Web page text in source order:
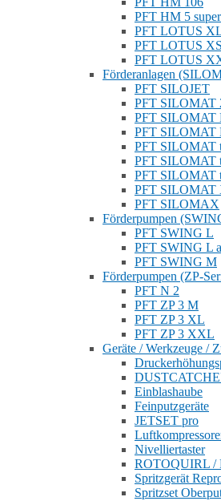
PFT HM 5 super
PFT LOTUS
PFT LOTUS XS
PFT LOTUS
Förderanlagen
PFT SILOJET
PFT SILOMAT
PFT SILOMAT
PFT
PFT SILOMAT
PFT SILOMAT
PFT SILOMAT
PFT
PFT SILOMAX
Förderpumpen
PFT SWING L
PFT SWING L
PFT SWING M
Förderpumpen (ZP-
PFT N 2
PFT ZP 3 M
PFT ZP 3 XL
PFT ZP 3 XXL
Geräte / Werkzeuge /
Einblashaube
Feinputzgeräte
JETSET pro
Nivelliertaster
ROTOQUIRL /
Spritzgerät
Spritzset